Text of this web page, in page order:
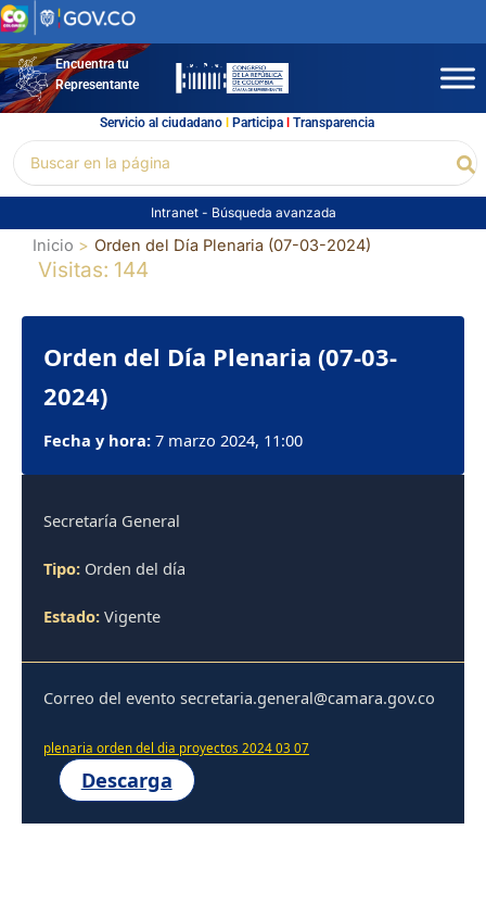
Ir
al
contenidoEncuentra tu
Representante
Servicio al ciudadano l Participal Transparencia
por:
Intranet - Búsqueda avanzada
Inicio Orden del Día Plenaria (07-03-2024)
Visitas: 144
Orden del Día Plenaria (07-03-
2024)
Fecha y hora: 7 marzo 2024, 11:00
Secretaría General
Tipo: Orden del día
Estado: Vigente
Correo del evento secretaria.general@camara.gov.co
plenaria orden del dia proyectos 2024 03 07
Descarga